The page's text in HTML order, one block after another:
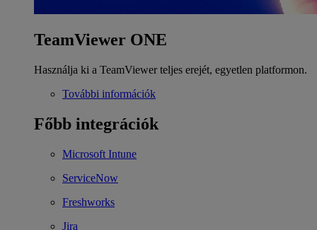
TeamViewer ONE
Használja ki a TeamViewer teljes erejét, egyetlen platformon.
További információk
Főbb integrációk
Microsoft Intune
ServiceNow
Freshworks
Jira